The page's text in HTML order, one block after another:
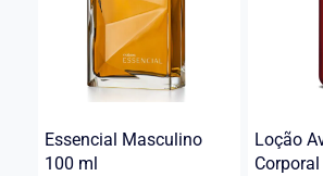
Essencial Masculino
100 ml
Loção